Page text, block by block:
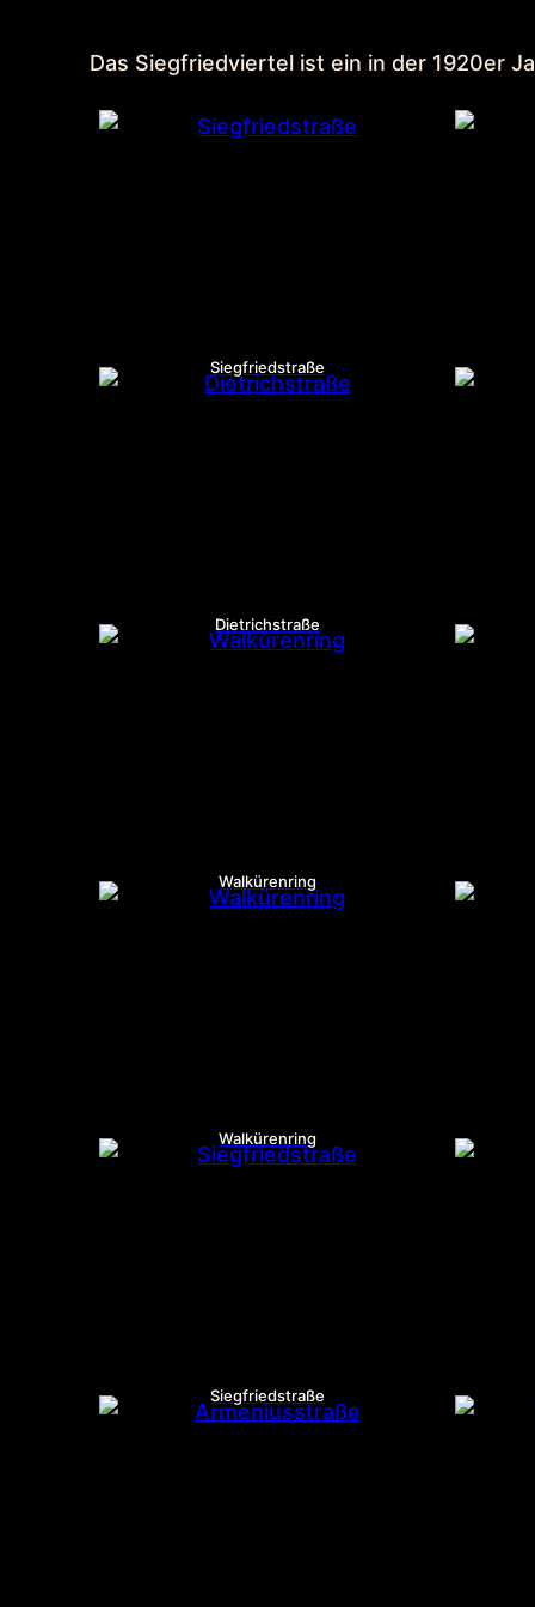
Das Siegfriedviertel ist ein in der 1920er
Siegfriedstraße
Dietrichstraße
Walkürenring
Walkürenring
Siegfriedstraße